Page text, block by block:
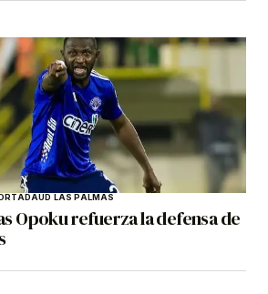
UD LAS PALMAS
Opoku refuerza la defensa de